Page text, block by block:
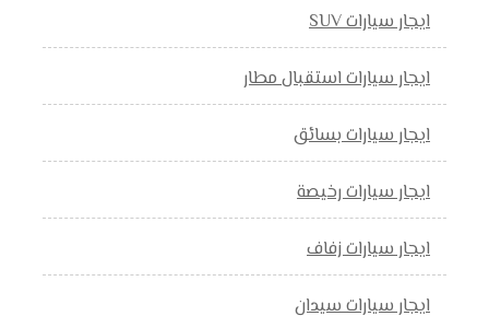
ايجار سيارات SUV
ايجار سيارات استقبال مطار
ايجار سيارات بسائق
ايجار سيارات رخيصة
ايجار سيارات زفاف
ايجار سيارات سيدان